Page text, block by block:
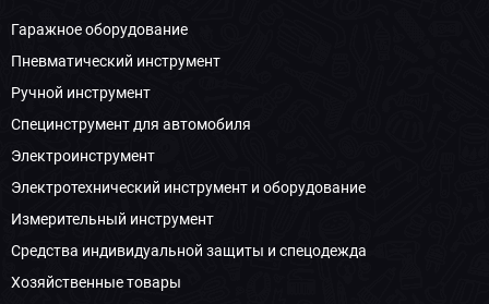
Гаражное оборудование
Пневматический инструмент
Ручной инструмент
Специнструмент для автомобиля
Электроинструмент
Электротехнический инструмент и оборудование
Измерительный инструмент
Средства индивидуальной защиты и спецодежда
Хозяйственные товары